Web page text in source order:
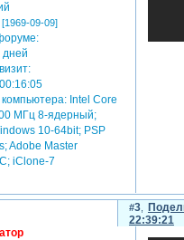
[1969-09-09]
дней
Intel Core
МГц 8-ядерный;
10-64bit; PSP
Adobe Master
iClone-7
3
22:39:21